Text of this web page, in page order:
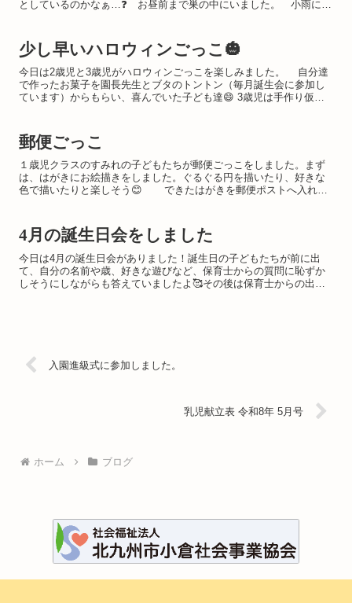
としているのかなぁ…❓ お昼前まで巣の中にいました。 小雨にな
少し早いハロウィンごっこ🎃
今日は2歳児と3歳児がハロウィンごっこを楽しみました。 自分達
で作ったお菓子を園長先生とブタのトントン（毎月誕生会に参加し
ています）からもらい、喜んでいた子ども達😄 3歳児は手作り仮装
郵便ごっこ
１歳児クラスのすみれの子どもたちが郵便ごっこをしました。まず
は、はがきにお絵描きをしました。ぐるぐる円を描いたり、好きな
色で描いたりと楽しそう😊 できたはがきを郵便ポストへ入れま
4月の誕生日会をしました
今日は4月の誕生日会がありました！誕生日の子どもたちが前に出
て、自分の名前や歳、好きな遊びなど、保育士からの質問に恥ずか
しそうにしながらも答えていましたよ🥰その後は保育士からの出し
入園進級式に参加しました。
乳児献立表 令和8年 5月号
ホーム ブログ